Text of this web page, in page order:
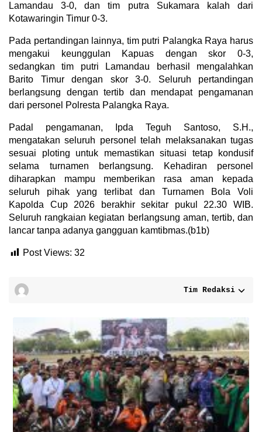
Lamandau 3-0, dan tim putra Sukamara kalah dari
Kotawaringin Timur 0-3.
Pada pertandingan lainnya, tim putri Palangka Raya harus
mengakui keunggulan Kapuas dengan skor 0-3,
sedangkan tim putri Lamandau berhasil mengalahkan
Barito Timur dengan skor 3-0. Seluruh pertandingan
berlangsung dengan tertib dan mendapat pengamanan
dari personel Polresta Palangka Raya.
Padal pengamanan, Ipda Teguh Santoso, S.H.,
mengatakan seluruh personel telah melaksanakan tugas
sesuai ploting untuk memastikan situasi tetap kondusif
selama turnamen berlangsung. Kehadiran personel
diharapkan mampu memberikan rasa aman kepada
seluruh pihak yang terlibat dan Turnamen Bola Voli
Kapolda Cup 2026 berakhir sekitar pukul 22.30 WIB.
Seluruh rangkaian kegiatan berlangsung aman, tertib, dan
lancar tanpa adanya gangguan kamtibmas.(b1b)
Post Views: 32
Tim Redaksi